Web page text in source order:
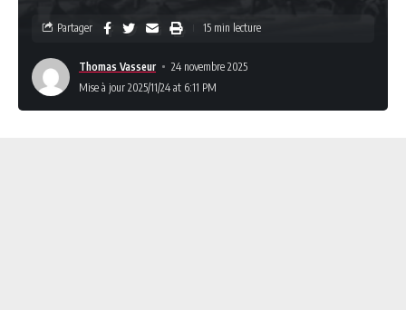
Thomas Vasseur
24 novembre 2025
Mise à jour 2025/11/24 at 6:11 PM
Partager 15 min lecture